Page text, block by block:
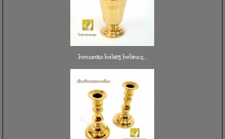
โกศทองเหลือง โกศใส่อัฐิ โกศใส่กระดู...